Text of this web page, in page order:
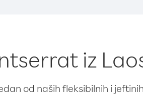
iz
od naših fleksibilnih i